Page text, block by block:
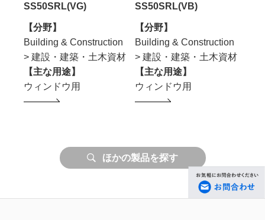
SS50SRL(VG)
【分野】
Building & Construction
> 建設・建築・土木資材
【主な用途】
ウィンドウ用
SS50SRL(VB)
【分野】
Building & Construction
> 建設・建築・土木資材
【主な用途】
ウィンドウ用
ほかの製品を探す